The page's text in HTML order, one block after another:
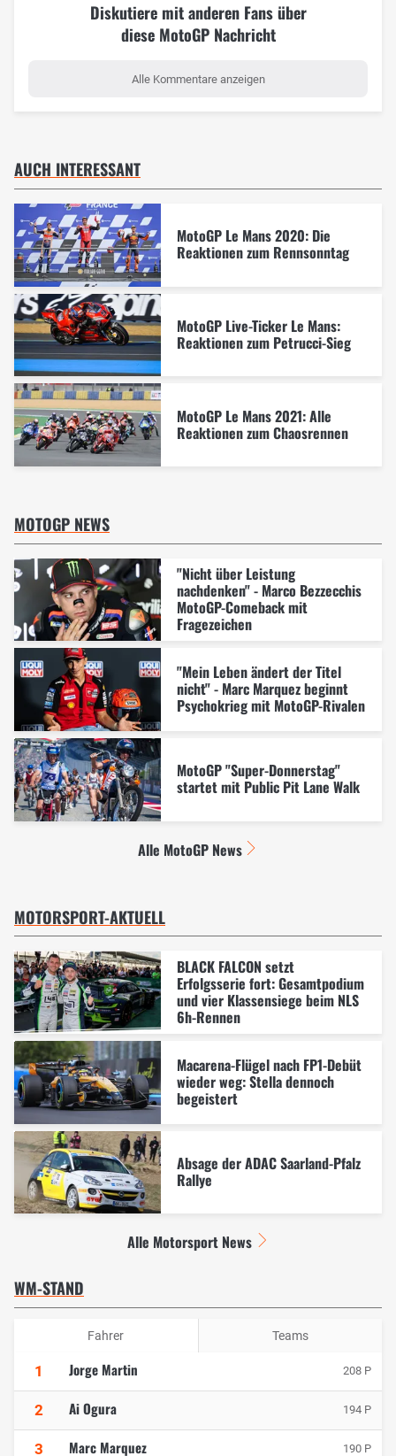
Diskutiere mit anderen Fans über
diese MotoGP Nachricht
Alle Kommentare anzeigen
AUCH INTERESSANT
MotoGP Le Mans 2020: Die
Reaktionen zum Rennsonntag
MotoGP Live-Ticker Le Mans:
Reaktionen zum Petrucci-Sieg
MotoGP Le Mans 2021: Alle
Reaktionen zum Chaosrennen
MOTOGP NEWS
"Nicht über Leistung
nachdenken" - Marco Bezzecchis
MotoGP-Comeback mit
Fragezeichen
"Mein Leben ändert der Titel
nicht" - Marc Marquez beginnt
Psychokrieg mit MotoGP-Rivalen
MotoGP "Super-Donnerstag"
startet mit Public Pit Lane Walk
Alle MotoGP News
MOTORSPORT-AKTUELL
BLACK FALCON setzt
Erfolgsserie fort: Gesamtpodium
und vier Klassensiege beim NLS
6h-Rennen
Macarena-Flügel nach FP1-Debüt
wieder weg: Stella dennoch
begeistert
Absage der ADAC Saarland-Pfalz
Rallye
Alle Motorsport News
WM-STAND
Fahrer Teams
1 Jorge Martin 208 P
2 Ai Ogura 194 P
3 Marc Marquez 190 P